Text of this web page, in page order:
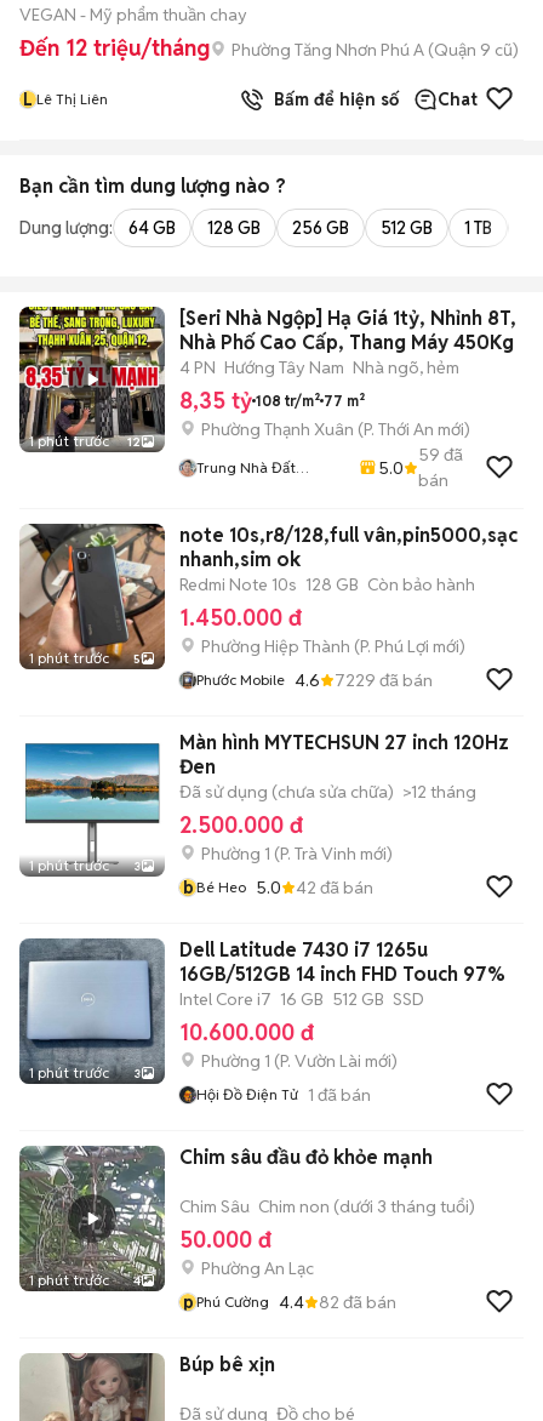
VEGAN - Mỹ phẩm thuần chay
Đến 12 triệu/tháng Phường Tăng Nhơn Phú A (Quận 9 cũ)
L Lê Thị Liên Bấm để hiện số Chat
Bạn cần tìm dung lượng nào ?
Dung lượng: 64 GB 128 GB 256 GB 512 GB 1 TB
1 phút trước 12
[Seri Nhà Ngộp] Hạ Giá 1tỷ, Nhỉnh 8T,
Nhà Phố Cao Cấp, Thang Máy 450Kg
4 PN Hướng Tây Nam Nhà ngõ, hẻm
8,35 tỷ 108 tr/m² 77 m²
Phường Thạnh Xuân (P. Thới An mới)
Trung Nhà Đất
5.0
59 đã
bán
1 phút trước 5
note 10s,r8/128,full vân,pin5000,sạc
nhanh,sim ok
Redmi Note 10s 128 GB Còn bảo hành
1.450.000 đ
Phường Hiệp Thành (P. Phú Lợi mới)
Phước Mobile 4.6 7229 đã bán
1 phút trước 3
Màn hình MYTECHSUN 27 inch 120Hz
Đen
Đã sử dụng (chưa sửa chữa) >12 tháng
2.500.000 đ
Phường 1 (P. Trà Vinh mới)
bBé Heo 5.0 42 đã bán
1 phút trước 3
Dell Latitude 7430 i7 1265u
16GB/512GB 14 inch FHD Touch 97%
Intel Core i7 16 GB 512 GB SSD
10.600.000 đ
Phường 1 (P. Vườn Lài mới)
Hội Đồ Điện Tử 1 đã bán
1 phút trước 4
Chim sâu đầu đỏ khỏe mạnh
Chim Sâu Chim non (dưới 3 tháng tuổi)
50.000 đ
Phường An Lạc
pPhú Cường 4.4 82 đã bán
Búp bê xịn
Đã sử dụng Đồ cho bé